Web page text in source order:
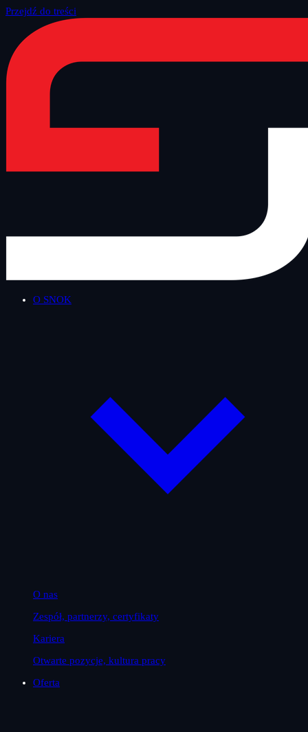
Przejdź do treści
O SNOK
O nas
Zespół, partnerzy, certyfikaty
Kariera
Otwarte pozycje, kultura pracy
Oferta
Strona główna